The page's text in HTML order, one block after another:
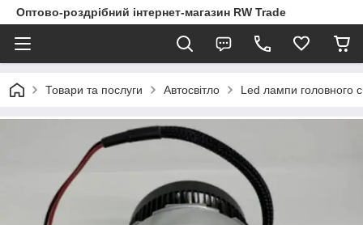
Оптово-роздрібний інтернет-магазин RW Trade
Товари та послуги Автосвітло Led лампи головного